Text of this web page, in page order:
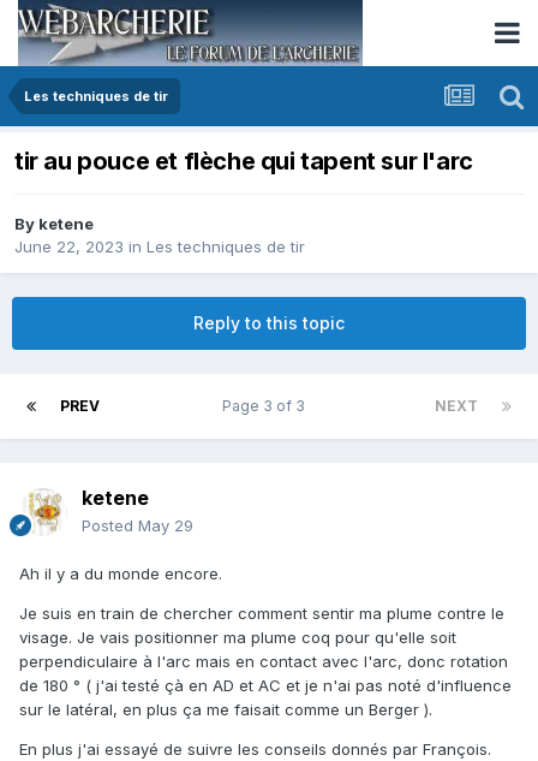
Les techniques de tir
tir au pouce et flèche qui tapent sur l'arc
By ketene
June 22, 2023 in Les techniques de tir
Reply to this topic
PREV NEXT
Page 3 of 3
ketene
Posted May 29
Ah il y a du monde encore.
Je suis en train de chercher comment sentir ma plume contre le
visage. Je vais positionner ma plume coq pour qu'elle soit
perpendiculaire à l'arc mais en contact avec l'arc, donc rotation
de 180 ° ( j'ai testé çà en AD et AC et je n'ai pas noté d'influence
sur le latéral, en plus ça me faisait comme un Berger ).
En plus j'ai essayé de suivre les conseils donnés par François.